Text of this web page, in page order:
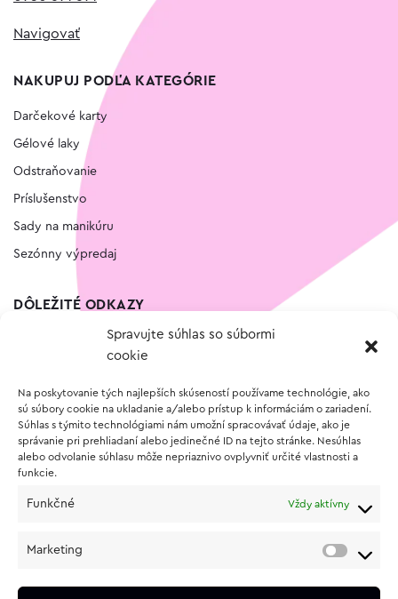
Spravujte súhlas so súbormi
cookie
Na poskytovanie tých najlepších skúseností používame technológie, ako
sú súbory cookie na ukladanie a/alebo prístup k informáciám o zariadení.
Súhlas s týmito technológiami nám umožní spracovávať údaje, ako je
správanie pri prehliadaní alebo jedinečné ID na tejto stránke. Nesúhlas
alebo odvolanie súhlasu môže nepriaznivo ovplyvniť určité vlastnosti a
funkcie.
Funkčné Vždy aktívny
Marketing
Navigovať
NAKUPUJ PODĽA KATEGÓRIE
Darčekové karty
Gélové laky
Odstraňovanie
Príslušenstvo
Sady na manikúru
Sezónny výpredaj
DÔLEŽITÉ ODKAZY
Vernostný program
O NÁKUPE
Vrátenie a reklamácia tovaru